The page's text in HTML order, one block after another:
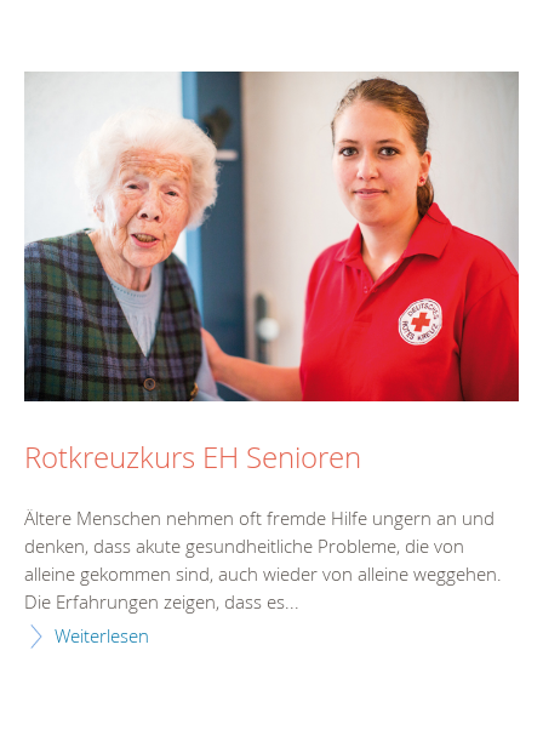
Rotkreuzkurs EH Senioren
Ältere Menschen nehmen oft fremde Hilfe ungern an und
denken, dass akute gesundheitliche Probleme, die von
alleine gekommen sind, auch wieder von alleine weggehen.
Die Erfahrungen zeigen, dass es...
Weiterlesen